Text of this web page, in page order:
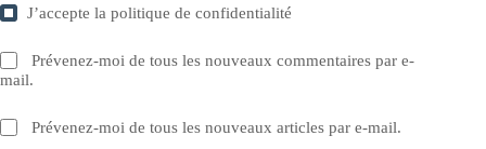
J’accepte lapolitique de confidentialité
Prévenez-moi de tous les nouveaux commentaires par e-
mail.
Prévenez-moi de tous les nouveaux articles par e-mail.